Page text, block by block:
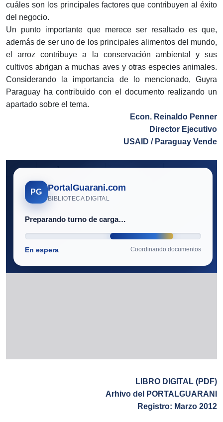
cuáles son los principales factores que contribuyen al éxito
del negocio.
Un punto importante que merece ser resaltado es que,
además de ser uno de los principales alimentos del mundo,
el arroz contribuye a la conservación ambiental y sus
cultivos abrigan a muchas aves y otras especies animales.
Considerando la importancia de lo mencionado, Guyra
Paraguay ha contribuido con el documento realizando un
apartado sobre el tema.
Econ. Reinaldo Penner
Director Ejecutivo
USAID / Paraguay Vende
LIBRO DIGITAL (PDF)
Arhivo del PORTALGUARANI
Registro: Marzo 2012